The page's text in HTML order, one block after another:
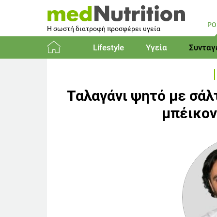
Η σωστή διατροφή προσφέρει υγεία
Lifestyle Υγεία
Ταλαγάνι ψητό με